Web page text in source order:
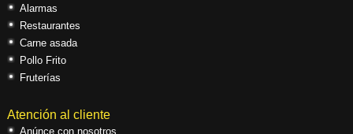
Alarmas
Restaurantes
Carne asada
Pollo Frito
Fruterías
Atención al cliente
Anúnce con nosotros